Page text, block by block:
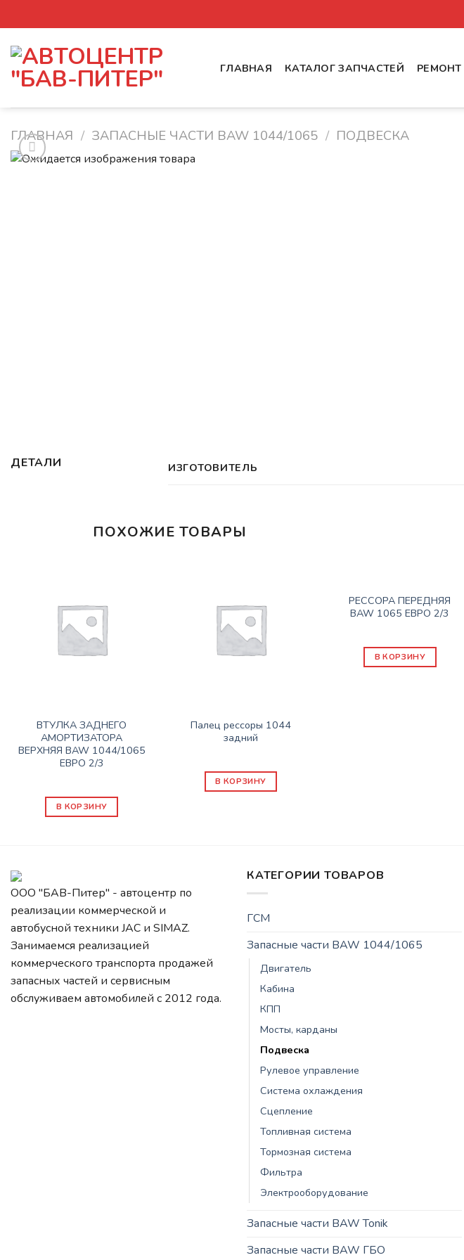
to
content
ГЛАВНАЯ КАТАЛОГ ЗАПЧАСТЕЙ РЕМОНТ
ГЛАВНАЯ / ЗАПАСНЫЕ ЧАСТИ BAW 1044/1065 / ПОДВЕСКА
ДЕТАЛИ ИЗГОТОВИТЕЛЬ
ПОХОЖИЕ ТОВАРЫ
ВТУЛКА ЗАДНЕГО
АМОРТИЗАТОРА
ВЕРХНЯЯ BAW 1044/1065
ЕВРО 2/3
В КОРЗИНУ
Палец рессоры 1044
задний
В КОРЗИНУ
РЕССОРА ПЕРЕДНЯЯ
BAW 1065 ЕВРО 2/3
В КОРЗИНУ
ООО "БАВ-Питер" - автоцентр по
реализации коммерческой и
автобусной техники JAC и SIMAZ.
Занимаемся реализацией
коммерческого транспорта продажей
запасных частей и сервисным
обслуживаем автомобилей c 2012 года.
КАТЕГОРИИ ТОВАРОВ
ГСМ
Запасные части BAW 1044/1065
Двигатель
Кабина
КПП
Мосты, карданы
Подвеска
Рулевое управление
Система охлаждения
Сцепление
Топливная система
Тормозная система
Фильтра
Электрооборудование
Запасные части BAW Tonik
Запасные части BAW ГБО